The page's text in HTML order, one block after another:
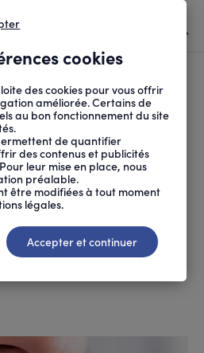
TRAITEMENTS BRUXISME : AU SECOUR...
secours, je
Mutualité
cookies
des cookies pour vous offrir
améliorée. Certains de
au bon fonctionnement du site
de quantifier
des contenus et publicités
leur mise en place, nous
préalable.
être modifiées à tout moment
légales.
Accepter et continuer